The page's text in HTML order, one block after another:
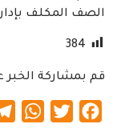
الصف المكلف
384
قم بمشاركة الخبر
Facebook
Twitter